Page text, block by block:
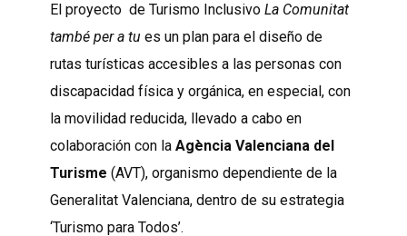
El proyecto de Turismo Inclusivo La Comunitat
també per a tu es un plan para el diseño de
rutas turísticas accesibles a las personas con
discapacidad física y orgánica, en especial, con
la movilidad reducida, llevado a cabo en
colaboración con la Agència Valenciana del
Turisme (AVT), organismo dependiente de la
Generalitat Valenciana, dentro de su estrategia
‘Turismo para Todos’.